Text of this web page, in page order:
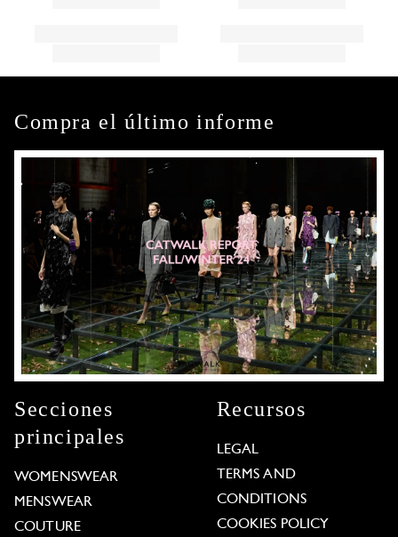
Compra el último informe
Secciones
principales
WOMENSWEAR
MENSWEAR
COUTURE
Recursos
LEGAL
TERMS AND
CONDITIONS
COOKIES POLICY